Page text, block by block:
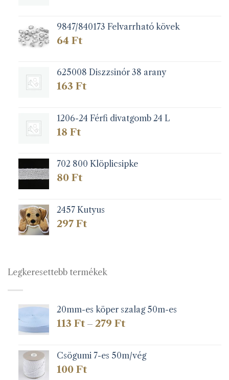
9847/840173 Felvarrható kövek
64 Ft
625008 Diszzsinór 38 arany
163 Ft
1206-24 Férfi divatgomb 24 L
18 Ft
702 800 Klöplicsipke
80 Ft
2457 Kutyus
297 Ft
Legkeresettebb termékek
20mm-es köper szalag 50m-es
113 Ft – 279 FtÁrtartomány:
279 Ft
Csögumi 7-es 50m/vég
100 Ft